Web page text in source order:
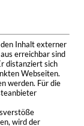
Inhalt externer
erreichbar sind
distanziert sich
Webseiten.
werden. Für die
wird der